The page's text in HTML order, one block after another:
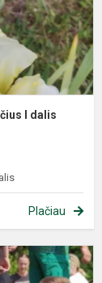
I dalis
Plačiau